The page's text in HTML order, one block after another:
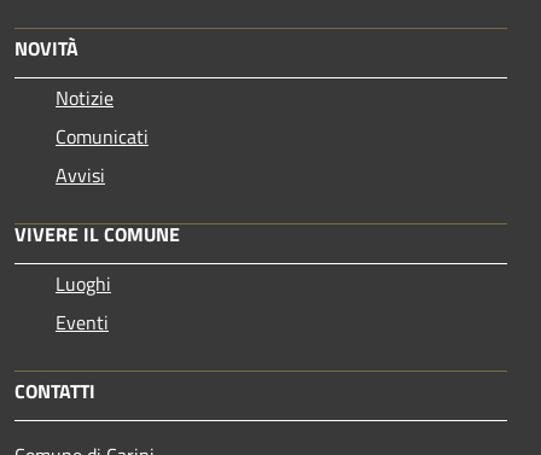
NOVITÀ
Notizie
Comunicati
Avvisi
VIVERE IL COMUNE
Luoghi
Eventi
CONTATTI